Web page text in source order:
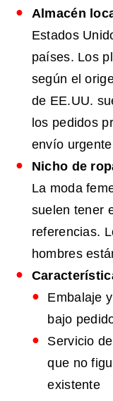
Almacén
Estados
países. Los
según el
de EE.UU.
los pedidos
envío
Nicho de
La moda
suelen tener
referencias.
hombres
Embalaje
bajo
Servicio
que no
existente